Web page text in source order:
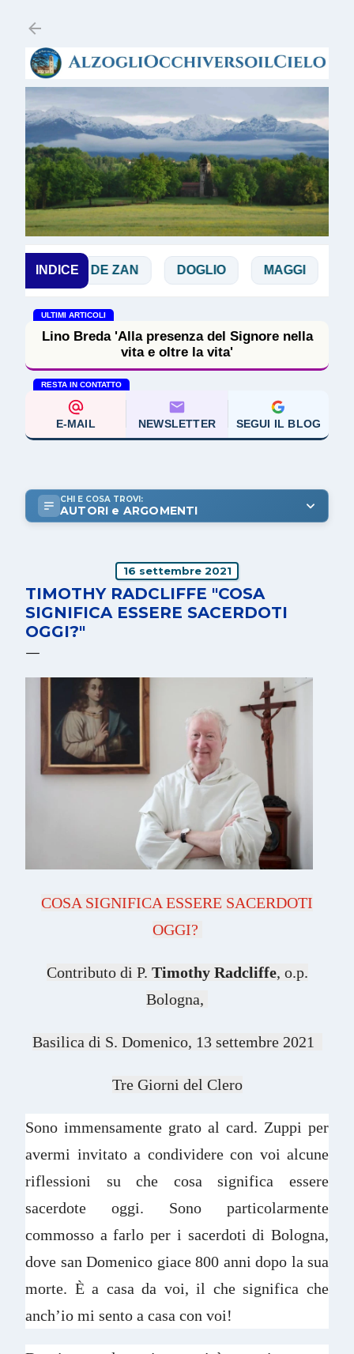
INDICE
DE ZAN DOGLIO MAGGI
ULTIMI ARTICOLI
Lino Breda 'Alla presenza del Signore nella
vita e oltre la vita'
RESTA IN CONTATTO
E-MAIL NEWSLETTER SEGUI IL BLOG
CHI E COSA TROVI:
AUTORI e ARGOMENTI
16 settembre 2021
TIMOTHY RADCLIFFE "COSA
SIGNIFICA ESSERE SACERDOTI
OGGI?"
COSA SIGNIFICA ESSERE SACERDOTI
OGGI?
Contributo di P. Timothy Radcliffe, o.p.
Bologna,
Basilica di S. Domenico, 13 settembre 2021
Tre Giorni del Clero
Sono immensamente grato al card. Zuppi per
avermi invitato a condividere con voi alcune
riflessioni su che cosa significa essere
sacerdote oggi. Sono particolarmente
commosso a farlo per i sacerdoti di Bologna,
dove san Domenico giace 800 anni dopo la sua
morte. È a casa da voi, il che significa che
anch’io mi sento a casa con voi!